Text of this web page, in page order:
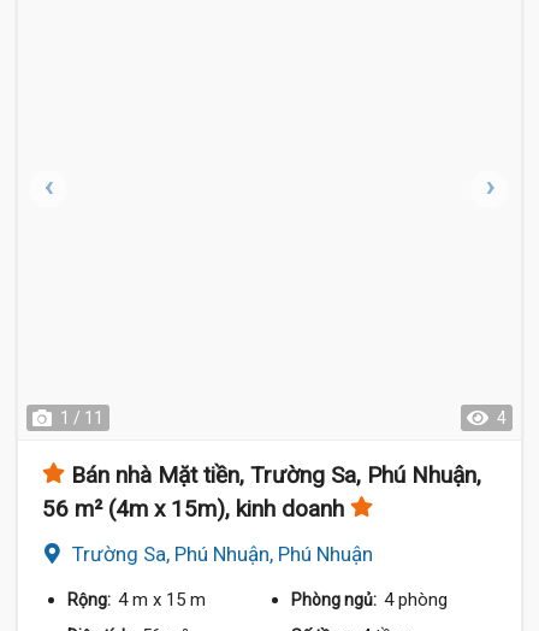
1 / 11 4
Bán nhà Mặt tiền, Trường Sa, Phú Nhuận,
56 m² (4m x 15m), kinh doanh
Trường Sa, Phú Nhuận, Phú Nhuận
Rộng: 4 m x 15 m Phòng ngủ: 4 phòng